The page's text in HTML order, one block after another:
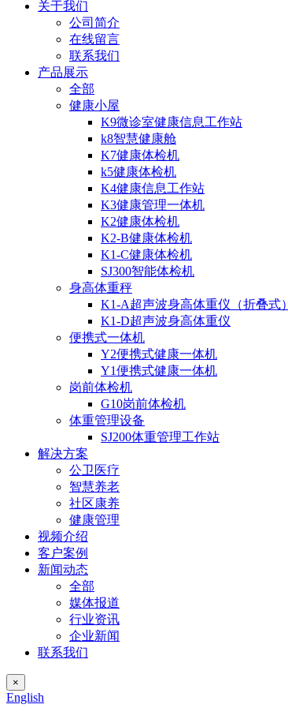
关于我们
公司简介
在线留言
联系我们
产品展示
全部
健康小屋
K9微诊室健康信息工作站
k8智慧健康舱
K7健康体检机
k5健康体检机
K4健康信息工作站
K3健康管理一体机
K2健康体检机
K2-B健康体检机
K1-C健康体检机
SJ300智能体检机
身高体重秤
K1-A超声波身高体重仪（折叠式）
K1-D超声波身高体重仪
便携式一体机
Y2便携式健康一体机
Y1便携式健康一体机
岗前体检机
G10岗前体检机
体重管理设备
SJ200体重管理工作站
解决方案
公卫医疗
智慧养老
社区康养
健康管理
视频介绍
客户案例
新闻动态
全部
媒体报道
行业资讯
企业新闻
联系我们
×
English